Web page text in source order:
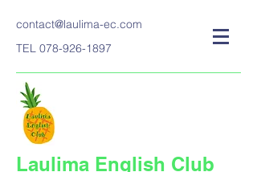
contact@laulima-ec.com
TEL 078-926-1897
Laulima English Club